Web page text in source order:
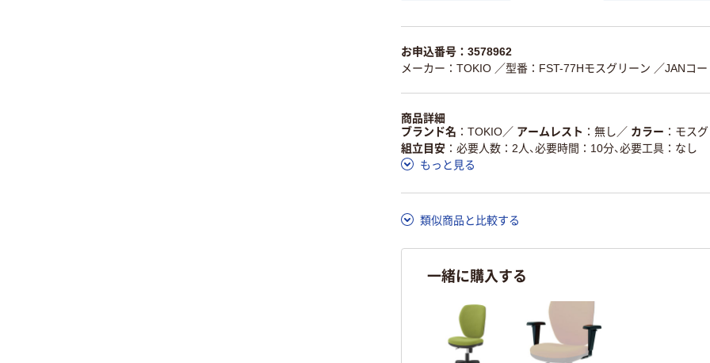
お申込番号：3578962
メーカー：TOKIO ／型番：FST-77Hモスグリーン ／JANコ
商品詳細
ブランド名
TOKIO／ アームレスト 無し／ カラー
モス
組立目安
必要人数：2人、必要時間：10分、必要工具：な
もっと見る
類似商品と比較する
一緒に購入する